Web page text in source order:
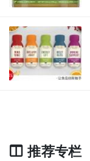
推荐专栏